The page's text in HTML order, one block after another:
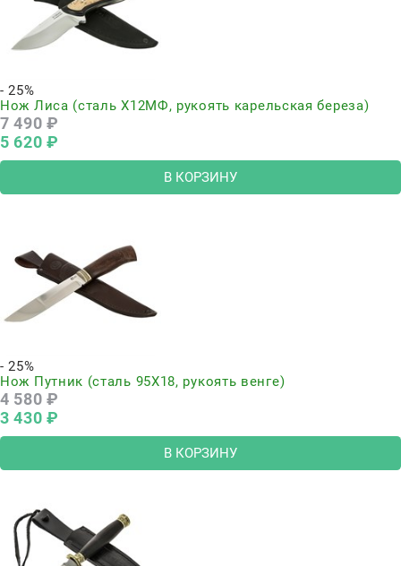
- 25%
Нож Лиса (сталь Х12МФ, рукоять карельская береза)
7 490 ₽
5 620 ₽
В КОРЗИНУ
- 25%
Нож Путник (сталь 95Х18, рукоять венге)
4 580 ₽
3 430 ₽
В КОРЗИНУ